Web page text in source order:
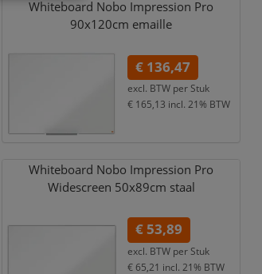
Whiteboard Nobo Impression Pro
90x120cm emaille
€ 136,47
excl. BTW per Stuk
€ 165,13 incl. 21% BTW
Whiteboard Nobo Impression Pro
Widescreen 50x89cm staal
€ 53,89
excl. BTW per Stuk
€ 65,21 incl. 21% BTW